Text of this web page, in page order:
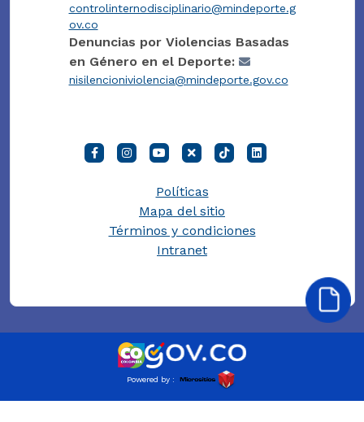
controlinternodisciplinario@mindeporte.g
ov.co
Denuncias por Violencias Basadas
en Género en el Deporte:
nisilencioniviolencia@mindeporte.gov.co
Políticas
Mapa del sitio
Términos y condiciones
Intranet
Powered by :